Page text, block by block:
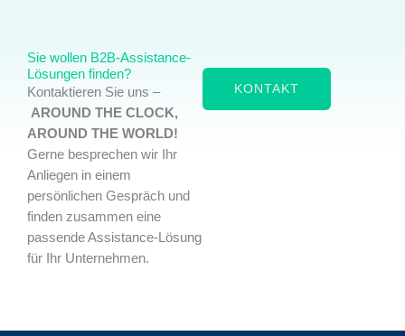
Sie wollen B2B-Assistance-
Lösungen finden?
Kontaktieren Sie uns –
AROUND THE CLOCK,
AROUND THE WORLD!
Gerne besprechen wir Ihr
Anliegen in einem
persönlichen Gespräch und
finden zusammen eine
passende Assistance-Lösung
für Ihr Unternehmen.
KONTAKT